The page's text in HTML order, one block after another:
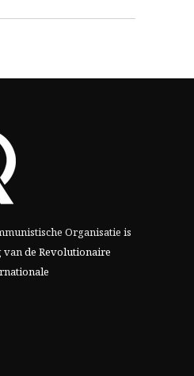
Organisatie is
vande Revolutionaire